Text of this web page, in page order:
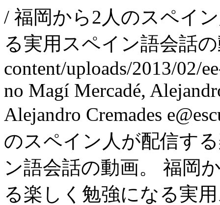
/ 福岡から2人のスペイ
る実用スペイン語会話
content/uploads/2013/02/
no Magí Mercadé,
Alejandro Cremades
のスペイン人が配信す
ン語会話の動画。
福岡
る楽しく勉強になる実